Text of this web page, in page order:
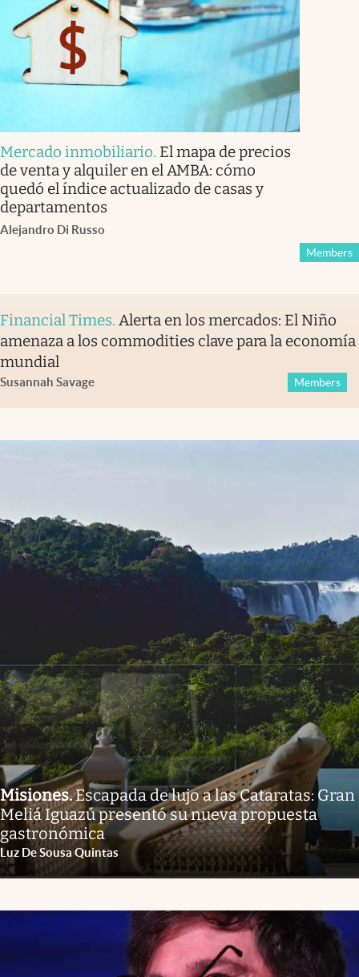
Mercado inmobiliario. El mapa de precios
de venta y alquiler en el AMBA: cómo
quedó el índice actualizado de casas y
departamentos
Alejandro Di Russo
Members
Financial Times. Alerta en los mercados: El Niño
amenaza a los commodities clave para la economía
mundial
Susannah Savage Members
Misiones.Escapada de lujo a las Cataratas: Gran
Meliá Iguazú presentó su nueva propuesta
gastronómica
Luz De Sousa Quintas